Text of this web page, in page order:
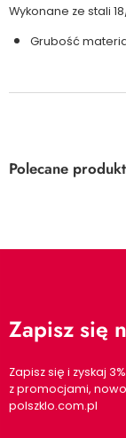
Wykonane ze stali
Grubość
Polecane
Zapisz się
Zapisz się i zyskaj
z promocjami,
polszklo.com.pl